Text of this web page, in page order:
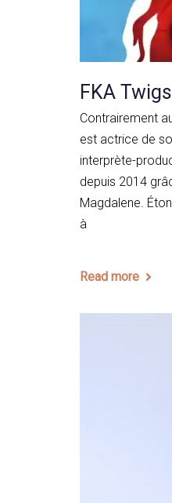
FKA
Contrairement
est actrice de
interprète-
depuis 2014
Magdalene.
à
Read more